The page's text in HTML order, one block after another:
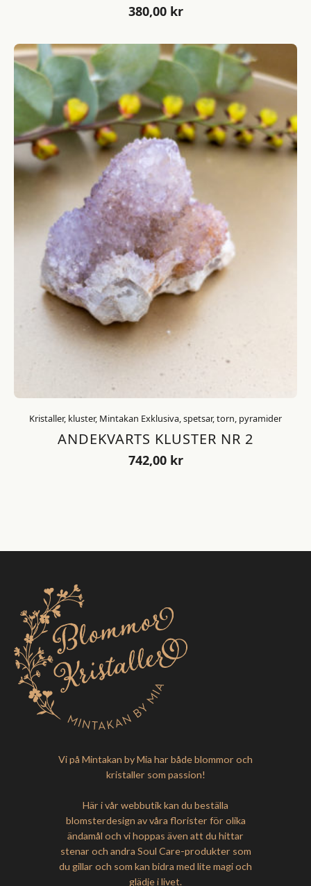
380,00 kr
Kristaller, kluster, Mintakan Exklusiva, spetsar, torn, pyramider
ANDEKVARTS KLUSTER NR 2
742,00 kr
Vi på Mintakan by Mia har både blommor och
kristaller som passion!
Här i vår webbutik kan du beställa
blomsterdesign av våra florister för olika
ändamål och vi hoppas även att du hittar
stenar och andra Soul Care-produkter som
du gillar och som kan bidra med lite magi och
glädje i livet.